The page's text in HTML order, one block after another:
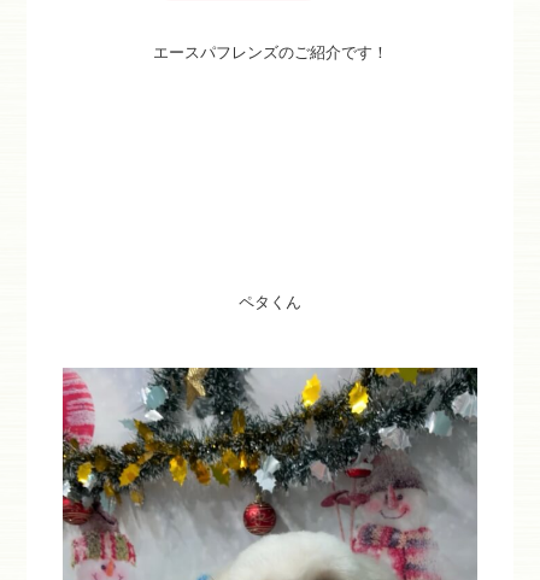
エースパフレンズのご紹介です！
ペタくん